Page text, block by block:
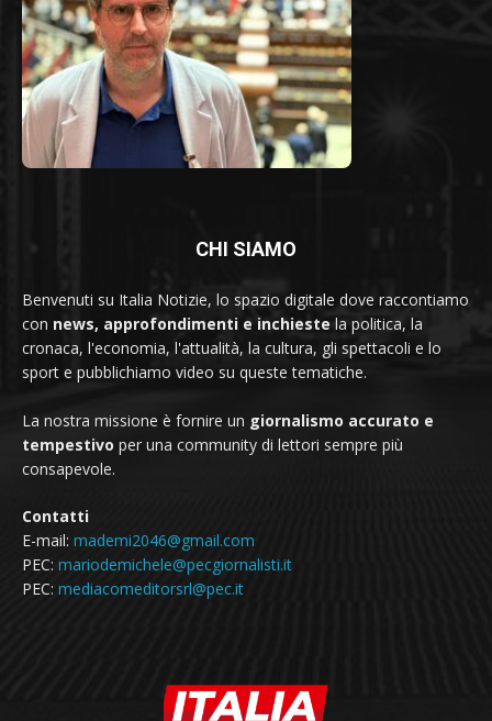
CHI SIAMO
Benvenuti su Italia Notizie, lo spazio digitale dove raccontiamo
con news, approfondimenti e inchieste la politica, la
cronaca, l'economia, l'attualità, la cultura, gli spettacoli e lo
sport e pubblichiamo video su queste tematiche.
La nostra missione è fornire un giornalismo accurato e
tempestivo per una community di lettori sempre più
consapevole.
Contatti
E-mail: mademi2046@gmail.com
PEC: mariodemichele@pecgiornalisti.it
PEC: mediacomeditorsrl@pec.it